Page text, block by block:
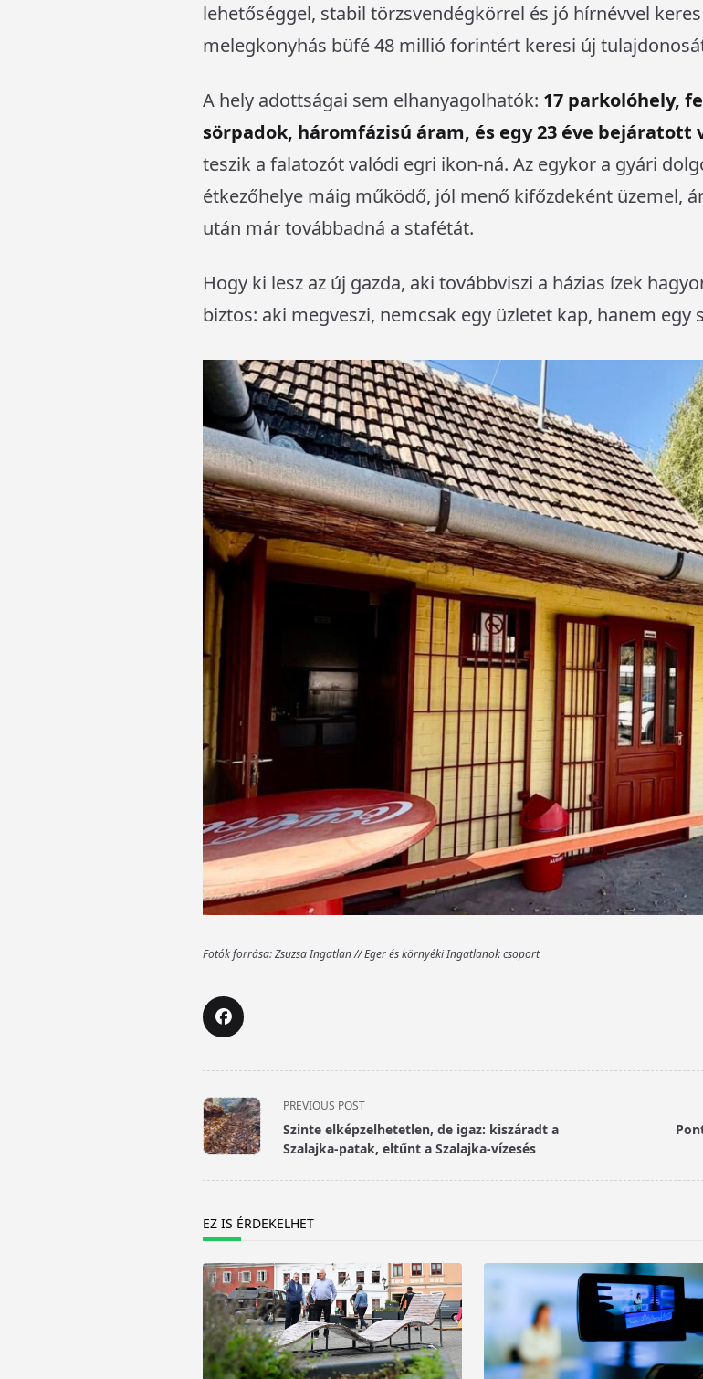
lehetőséggel, stabil törzsvendégkörrel és jó hírnévvel
melegkonyhás büfé 48 millió forintért keresi új
A hely adottságai sem elhanyagolhatók: 17 parkolóhely,
sörpadok, háromfázisú áram, és egy 23 éve bejáratott
teszik a falatozót valódi egri ikon-ná. Az egykor a gyári
étkezőhelye máig működő, jól menő kifőzdeként üzemel,
után már továbbadná a stafétát.
Hogy ki lesz az új gazda, aki továbbviszi a házias ízek
biztos: aki megveszi, nemcsak egy üzletet kap, hanem
Fotók forrása: Zsuzsa Ingatlan // Eger és környéki Ingatlanok csoport
<span
class="nav-
subtitle
text">Page</span>
PREVIOUS POST
Szinte elképzelhetetlen, de igaz: kiszáradt a
Szalajka-patak, eltűnt a Szalajka-vízesés
EZ IS ÉRDEKELHET